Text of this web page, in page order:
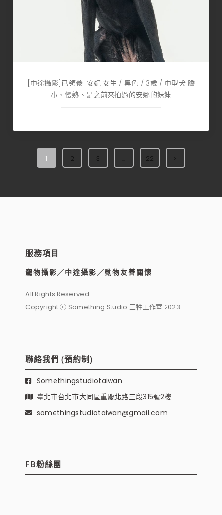
[中途攝影]已領養-安妮 女生 / 黑色 / 3歲 / 中型犬 膽
小、慢熟、是之前來拍過的安娜的妹妹
1 2 3 22
服務項目
寵物攝影／中途攝影／動物友善關懷
All Rights Reserved.
Copyright ⓒ Something Studio 三牲工作室 2023
聯絡我們 (預約制)
Somethingstudiotaiwan
臺北市台北市大同區重慶北路三段315號2樓
somethingstudiotaiwan@gmail.com
FB粉絲團